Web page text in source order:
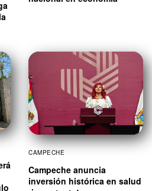
CAMPECHE
Campeche anuncia
inversión histórica en salud